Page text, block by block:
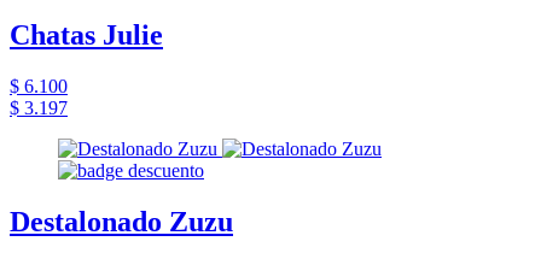
Chatas Julie
$ 6.100
$ 3.197
Destalonado Zuzu